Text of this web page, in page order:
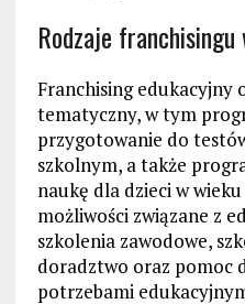
Rodzaje
Franchising edukacyjny
tematyczny, w tym
przygotowanie do
szkolnym, a także
naukę dla dzieci w
możliwości związane z
szkolenia zawodowe,
doradztwo oraz pomoc
potrzebami